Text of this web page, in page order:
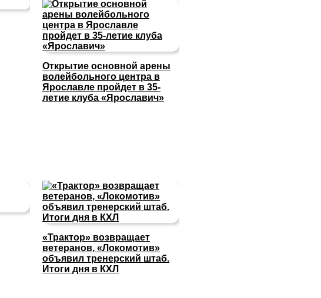
Открытие основной арены
волейбольного центра в
Ярославле пройдет в 35-
летие клуба «Ярославич»
«Трактор» возвращает
ветеранов, «Локомотив»
объявил тренерский штаб.
Итоги дня в КХЛ